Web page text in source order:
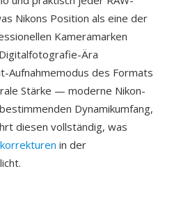
Nikons Position als eine der
Kameramarken
Ära
Aufnahmemodus des Formats
Stärke — moderne Nikon-
Dynamikumfang,
diesen vollständig, was
in der